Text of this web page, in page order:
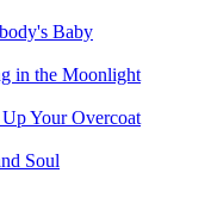
Baby
in the Moonlight
Your Overcoat
Soul